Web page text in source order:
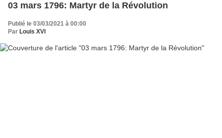
03 mars 1796: Martyr de la Révolution
Publié le 03/03/2021 à 00:00
Par Louis XVI